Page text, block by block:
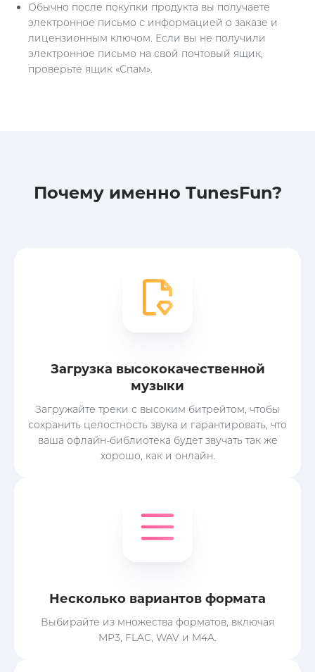
Обычно после покупки продукта вы получаете
электронное письмо с информацией о заказе и
лицензионным ключом. Если вы не получили
электронное письмо на свой почтовый ящик,
проверьте ящик «Спам».
Почему именно TunesFun?
Загрузка высококачественной
музыки
Загружайте треки с высоким битрейтом, чтобы
сохранить целостность звука и гарантировать, что
ваша офлайн-библиотека будет звучать так же
хорошо, как и онлайн.
Несколько вариантов формата
Выбирайте из множества форматов, включая
MP3, FLAC, WAV и M4A.